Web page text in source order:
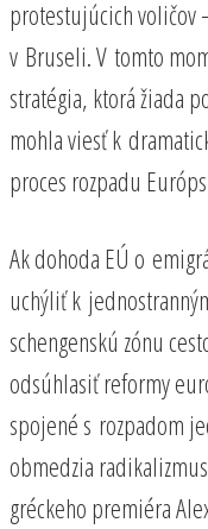
protestujúcich voličov
v Bruseli. V tomto
stratégia, ktorá žiada
mohla viesť k
proces rozpadu
Ak dohoda EÚ o
uchýliť k
schengenskú zónu
odsúhlasiť reformy
spojené s rozpadom
obmedzia
gréckeho premiéra